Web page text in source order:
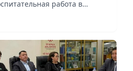
работа в
будет осуществляться
воспитания.